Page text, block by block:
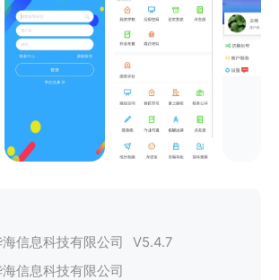
信息科技有限公司 V5.4.7
信息科技有限公司